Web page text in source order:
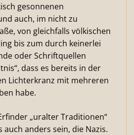
gesonnenen
auch, im nicht zu
von gleichfalls völkischen
bis zum durch keinerlei
oder Schriftquellen
dass es bereits in der
Lichterkranz mit mehreren
habe.
„uralter Traditionen“
auch anders sein, die Nazis.